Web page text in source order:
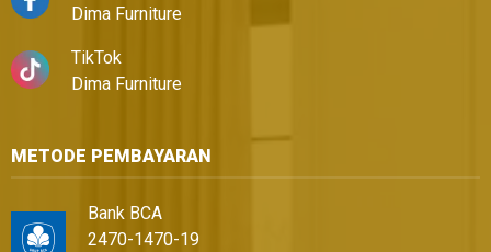
Dima Furniture
TikTok
Dima Furniture
METODE PEMBAYARAN
Bank BCA
2470-1470-19